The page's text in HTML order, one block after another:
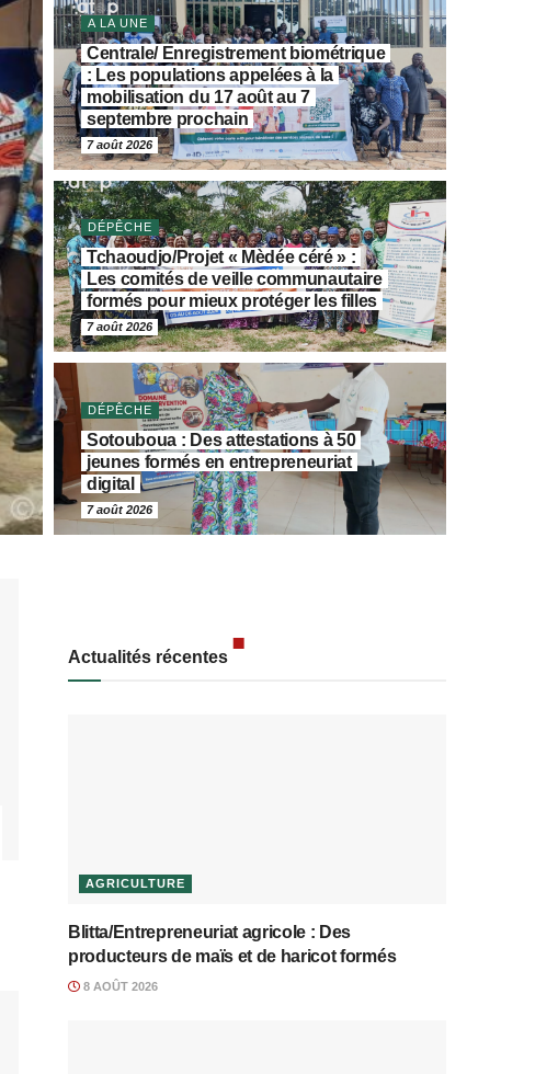
A LA UNE
Centrale/ Enregistrement biométrique
: Les populations appelées à la
mobilisation du 17 août au 7
septembre prochain
7 août 2026
DÉPÊCHE
Tchaoudjo/Projet « Mèdée céré » :
Les comités de veille communautaire
formés pour mieux protéger les filles
7 août 2026
DÉPÊCHE
Sotouboua : Des attestations à 50
jeunes formés en entrepreneuriat
digital
7 août 2026
Actualités récentes
AGRICULTURE
Blitta/Entrepreneuriat agricole : Des
producteurs de maïs et de haricot formés
8 AOÛT 2026